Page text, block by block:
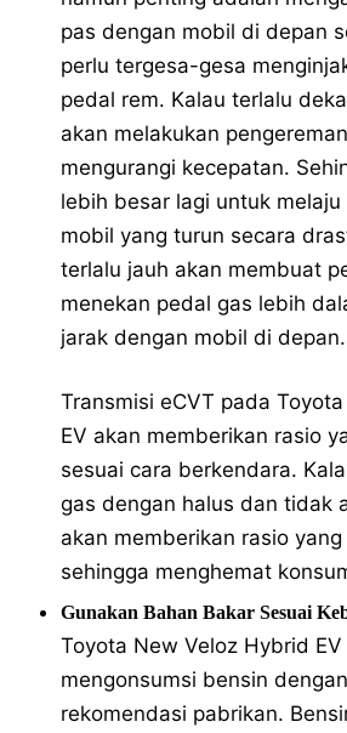
pas dengan mobil di depan
perlu tergesa-gesa
pedal rem. Kalau terlalu
akan melakukan
mengurangi kecepatan.
lebih besar lagi untuk
mobil yang turun secara
terlalu jauh akan membuat
menekan pedal gas lebih
jarak dengan mobil di depan.
Transmisi eCVT pada
EV akan memberikan rasio
sesuai cara berkendara.
gas dengan halus dan tidak
akan memberikan rasio
sehingga menghemat
Gunakan Bahan Bakar Sesuai
Toyota New Veloz Hybrid EV
mengonsumsi bensin
rekomendasi pabrikan.